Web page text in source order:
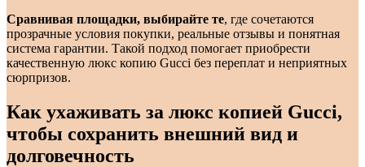
Сравнивая площадки, выбирайте те, где сочетаются
прозрачные условия покупки, реальные отзывы и понятная
система гарантии. Такой подход помогает приобрести
качественную люкс копию Gucci без переплат и неприятных
сюрпризов.
Как ухаживать за люкс копией Gucci,
чтобы сохранить внешний вид и
долговечность